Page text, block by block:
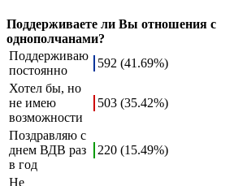
Поддерживаете ли Вы отношения с
однополчанами?
Поддерживаю
постоянно
592 (41.69%)
Хотел бы, но
не имею
возможности
503 (35.42%)
Поздравляю с
днем ВДВ раз
в год
220 (15.49%)
Не